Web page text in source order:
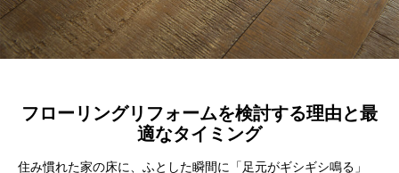
フローリングリフォームを検討する理由と最
適なタイミング
住み慣れた家の床に、ふとした瞬間に「足元がギシギシ鳴る」